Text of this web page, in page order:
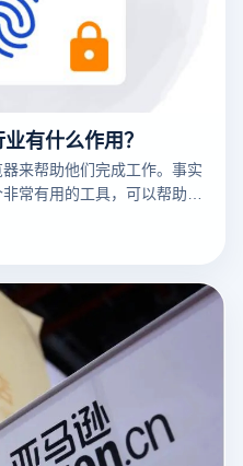
有什么作用？
来帮助他们完成工作。事实
常有用的工具，可以帮助广